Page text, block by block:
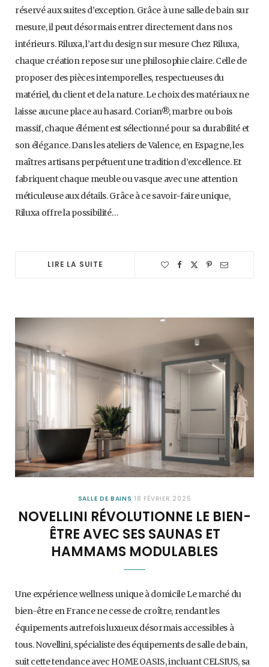
réservé aux suites d’exception. Grâce à une salle de bain sur
mesure, il peut désormais entrer directement dans nos
intérieurs. Riluxa, l’art du design sur mesure Chez Riluxa,
chaque création repose sur une philosophie claire. Celle de
proposer des pièces intemporelles, respectueuses du
matériel, du client et de la nature. Le choix des matériaux ne
laisse aucune place au hasard. Corian®, marbre ou bois
massif, chaque élément est sélectionné pour sa durabilité et
son élégance. Dans les ateliers de Valence, en Espagne, les
maîtres artisans perpétuent une tradition d’excellence. Et
fabriquent chaque meuble ou vasque avec une attention
méticuleuse aux détails. Grâce à ce savoir-faire unique,
Riluxa offre la possibilité…
LIRE LA SUITE
SALLE DE BAINS 18 FÉVRIER 2025
NOVELLINI RÉVOLUTIONNE LE BIEN-
ÊTRE AVEC SES SAUNAS ET
HAMMAMS MODULABLES
Une expérience wellness unique à domicile Le marché du
bien-être en France ne cesse de croître, rendant les
équipements autrefois luxueux désormais accessibles à
tous. Novellini, spécialiste des équipements de salle de bain,
suit cette tendance avec HOME OASIS, incluant CELSIUS, sa